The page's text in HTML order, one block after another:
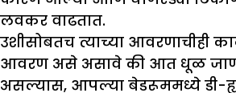
लवकर वाढतात.
उशीसोबतच त्याच्या आवरणाचीही
आवरण असे असावे की आत धूळ
असल्यास, आपल्या बेडरूममध्ये डी-